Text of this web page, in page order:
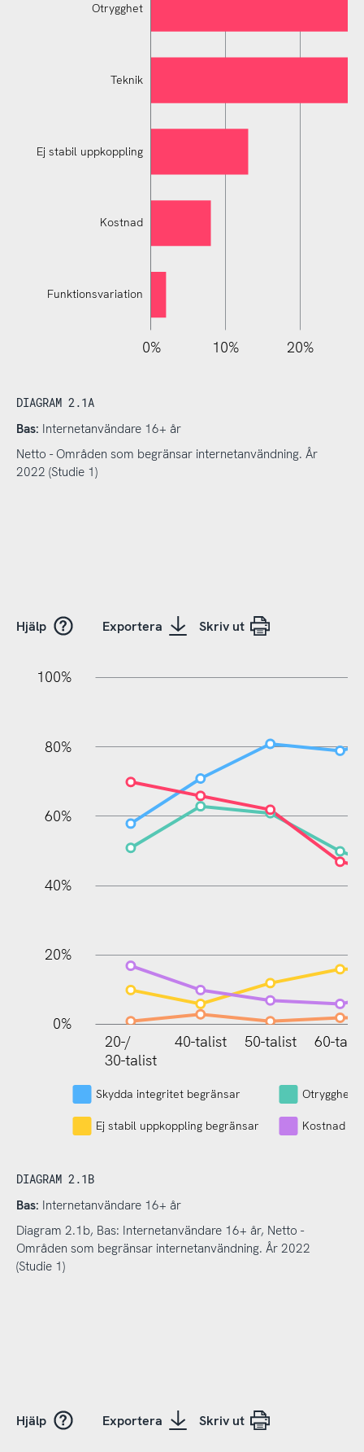
Otrygghet
Teknik
Ej stabil uppkoppling
Kostnad
Funktionsvariation
110% 20%
10%
0%
-10%
-20%
DIAGRAM 2.1A
Bas: Internetanvändare 16+ år
Netto - Områden som begränsar internetanvändning. År
2022 (Studie 1)
Hjälp Exportera Skriv ut
100%
80%
60%
40%
20%
0%
20-/
30-talist
40-talist 50-talist 60-
Skydda integritet begränsar Otrygghet
Ej stabil uppkoppling begränsar Kostnad
DIAGRAM 2.1B
Bas: Internetanvändare 16+ år
Diagram 2.1b, Bas: Internetanvändare 16+ år, Netto -
Områden som begränsar internetanvändning. År 2022
(Studie 1)
Hjälp Exportera Skriv ut